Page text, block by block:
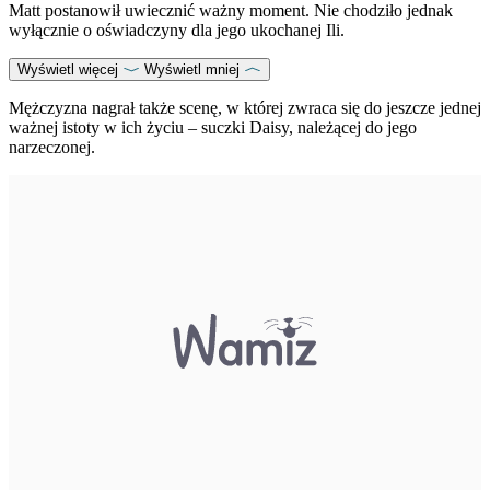
Matt postanowił uwiecznić ważny moment. Nie chodziło jednak
wyłącznie o oświadczyny dla jego ukochanej Ili.
Wyświetl więcej Wyświetl mniej
Mężczyzna nagrał także scenę, w której zwraca się do jeszcze jednej
ważnej istoty w ich życiu – suczki Daisy, należącej do jego
narzeczonej.